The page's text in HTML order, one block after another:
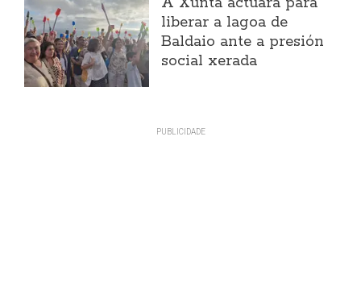
liberar a lagoa de
Baldaio ante a presión
social xerada